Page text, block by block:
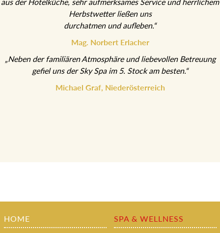
Speisen
aus der Hotelküche, sehr aufmerksames Service und
durchatmen und aufleben.“
Mag. Norbert Erlacher
gefiel uns der Sky Spa im 5. Stock am besten.“